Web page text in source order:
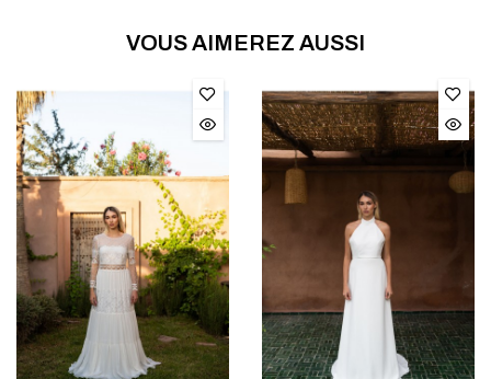
VOUS AIMEREZ AUSSI